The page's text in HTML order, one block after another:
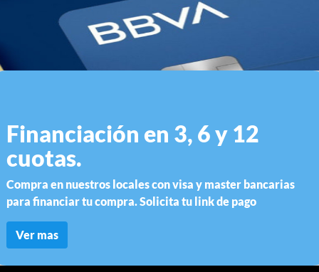
Financiación en 3, 6 y 12
cuotas.
Compra en nuestros locales con visa y master bancarias
para financiar tu compra. Solicita tu link de pago
Ver mas